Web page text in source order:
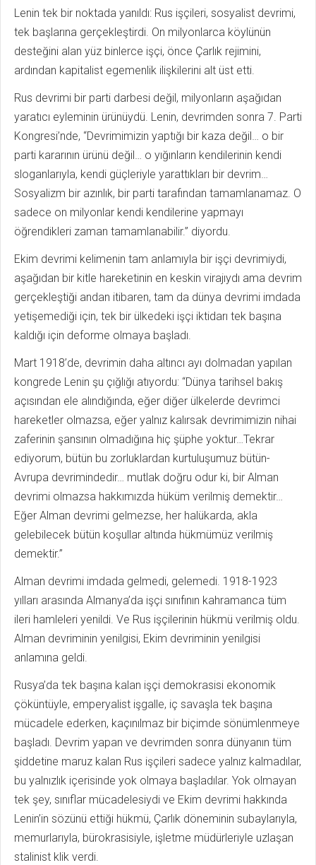
Lenin tek bir noktada yanıldı: Rus işçileri, sosyalist devrimi,
tek başlarına gerçekleştirdi. On milyonlarca köylünün
desteğini alan yüz binlerce işçi, önce Çarlık rejimini,
ardından kapitalist egemenlik ilişkilerini alt üst etti.
Rus devrimi bir parti darbesi değil, milyonların aşağıdan
yaratıcı eyleminin ürünüydü. Lenin, devrimden sonra 7. Parti
Kongresi’nde, “Devrimimizin yaptığı bir kaza değil… o bir
parti kararının ürünü değil… o yığınların kendilerinin kendi
sloganlarıyla, kendi güçleriyle yarattıkları bir devrim…
Sosyalizm bir azınlık, bir parti tarafından tamamlanamaz. O
sadece on milyonlar kendi kendilerine yapmayı
öğrendikleri zaman tamamlanabilir.” diyordu.
Ekim devrimi kelimenin tam anlamıyla bir işçi devrimiydi,
aşağıdan bir kitle hareketinin en keskin virajıydı ama devrim
gerçekleştiği andan itibaren, tam da dünya devrimi imdada
yetişemediği için, tek bir ülkedeki işçi iktidarı tek başına
kaldığı için deforme olmaya başladı.
Mart 1918’de, devrimin daha altıncı ayı dolmadan yapılan
kongrede Lenin şu çığlığı atıyordu: “Dünya tarihsel bakış
açısından ele alındığında, eğer diğer ülkelerde devrimci
hareketler olmazsa, eğer yalnız kalırsak devrimimizin nihai
zaferinin şansının olmadığına hiç şüphe yoktur…Tekrar
ediyorum, bütün bu zorluklardan kurtuluşumuz bütün-
Avrupa devrimindedir… mutlak doğru odur ki, bir Alman
devrimi olmazsa hakkımızda hüküm verilmiş demektir…
Eğer Alman devrimi gelmezse, her halükarda, akla
gelebilecek bütün koşullar altında hükmümüz verilmiş
demektir.”
Alman devrimi imdada gelmedi, gelemedi. 1918-1923
yılları arasında Almanya’da işçi sınıfının kahramanca tüm
ileri hamleleri yenildi. Ve Rus işçilerinin hükmü verilmiş oldu.
Alman devriminin yenilgisi, Ekim devriminin yenilgisi
anlamına geldi.
Rusya’da tek başına kalan işçi demokrasisi ekonomik
çöküntüyle, emperyalist işgalle, iç savaşla tek başına
mücadele ederken, kaçınılmaz bir biçimde sönümlenmeye
başladı. Devrim yapan ve devrimden sonra dünyanın tüm
şiddetine maruz kalan Rus işçileri sadece yalnız kalmadılar,
bu yalnızlık içerisinde yok olmaya başladılar. Yok olmayan
tek şey, sınıflar mücadelesiydi ve Ekim devrimi hakkında
Lenin’in sözünü ettiği hükmü, Çarlık döneminin subaylarıyla,
memurlarıyla, bürokrasisiyle, işletme müdürleriyle uzlaşan
stalinist klik verdi.